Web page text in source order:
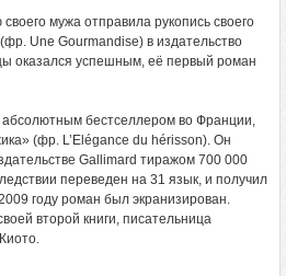
мужа отправила рукопись своего
Une Gourmandise) в издательство
оказался успешным, её первый роман
абсолютным бестселлером во Франции,
(фр. L’Elégance du hérisson). Он
Gallimard тиражом 700 000
переведен на 31 язык, и получил
году роман был экранизирован.
второй книги, писательница